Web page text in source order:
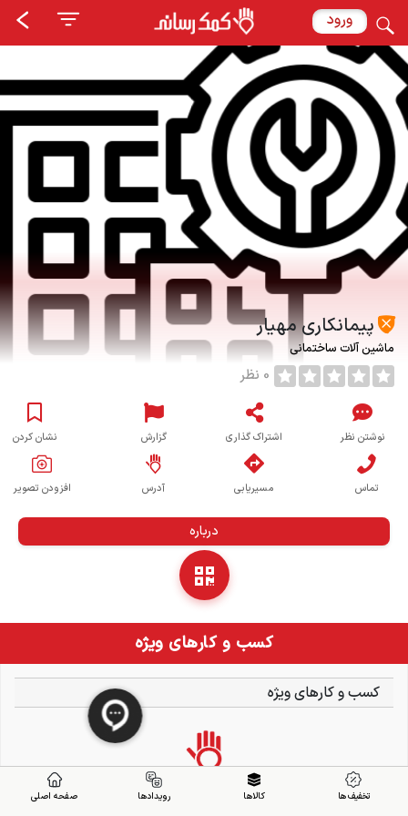
ورود
پیمانکاری مهیار
ماشین آلات ساختمانی
0 نظر
نوشتن نظر اشتراک گذاری گزارش نشان کردن
تماس مسیریابی آدرس افزودن تصویر
درباره
کسب و کارهای ویژه
کسب و کارهای ویژه
تخفیف ها کالاها رویدادها صفحه اصلی